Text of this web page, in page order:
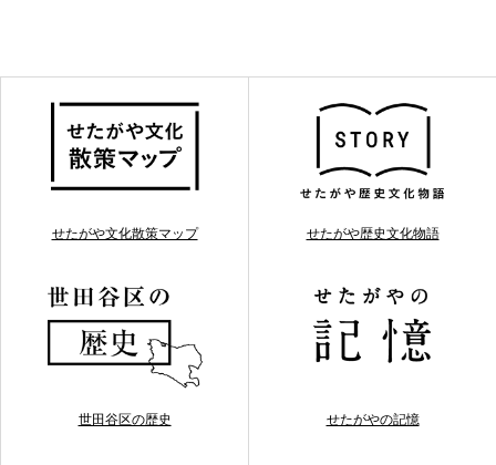
せたがや文化散策マップ せたがや歴史文化物語
世田谷区の歴史 せたがやの記憶